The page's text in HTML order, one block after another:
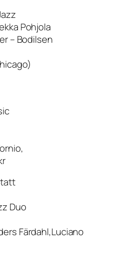
Pohjola
– Bodilsen
Duo
Färdahl,Luciano